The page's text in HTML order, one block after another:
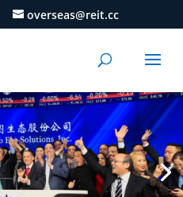
overseas@reit.cc